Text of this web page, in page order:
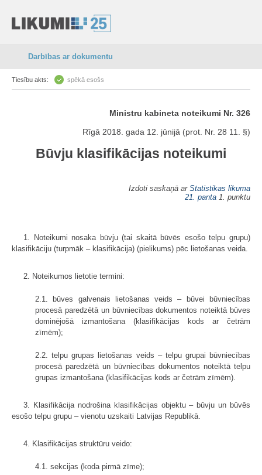
Darbības ar dokumentu
Tiesību akts: spēkā esošs
Ministru kabineta noteikumi Nr. 326
Rīgā 2018. gada 12. jūnijā (prot. Nr. 28 11. §)
Būvju klasifikācijas noteikumi
Izdoti saskaņā ar Statistikas likuma
21. panta 1. punktu
1. Noteikumi nosaka būvju (tai skaitā būvēs esošo telpu grupu)
klasifikāciju (turpmāk – klasifikācija) (pielikums) pēc lietošanas veida.
2. Noteikumos lietotie termini:
2.1. būves galvenais lietošanas veids – būvei būvniecības
procesā paredzētā un būvniecības dokumentos noteiktā būves
dominējošā izmantošana (klasifikācijas kods ar četrām
zīmēm);
2.2. telpu grupas lietošanas veids – telpu grupai būvniecības
procesā paredzētā un būvniecības dokumentos noteiktā telpu
grupas izmantošana (klasifikācijas kods ar četrām zīmēm).
3. Klasifikācija nodrošina klasifikācijas objektu – būvju un būvēs
esošo telpu grupu – vienotu uzskaiti Latvijas Republikā.
4. Klasifikācijas struktūru veido:
4.1. sekcijas (koda pirmā zīme);